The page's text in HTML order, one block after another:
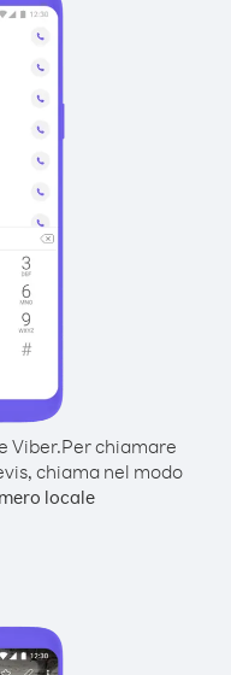
Viber.Per chiamare
chiama nel modo
locale